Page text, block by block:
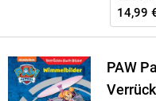
14,99
PAW